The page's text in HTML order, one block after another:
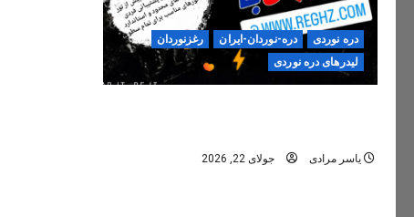
دره نوردی دره-نوردان-ایران
رغزنوردان
لیدرهای دره نوردی
یاسر مرادی جولای 22, 2026